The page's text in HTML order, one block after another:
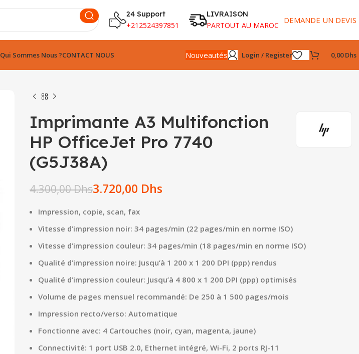
24 Support
+212524397851
LIVRAISON
PARTOUT AU MAROC DEMANDE UN DEVIS
Qui Sommes Nous ?CONTACT NOUS Nouveautés Login / Register 0,00Dhs
Dhs
Imprimante A3 Multifonction
HP OfficeJet Pro 7740
(G5J38A)
4.300,00Dhs3.720,00 Dhs
Impression, copie, scan, fax
Vitesse d’impression noir: 34 pages/min (22 pages/min en norme ISO)
Vitesse d’impression couleur: 34 pages/min (18 pages/min en norme ISO)
Qualité d’impression noire: Jusqu’à 1 200 x 1 200 DPI (ppp) rendus
Qualité d’impression couleur: Jusqu’à 4 800 x 1 200 DPI (ppp) optimisés
Volume de pages mensuel recommandé: De 250 à 1 500 pages/mois
Impression recto/verso: Automatique
Fonctionne avec: 4 Cartouches (noir, cyan, magenta, jaune)
Connectivité: 1 port USB 2.0, Ethernet intégré, Wi-Fi, 2 ports RJ-11